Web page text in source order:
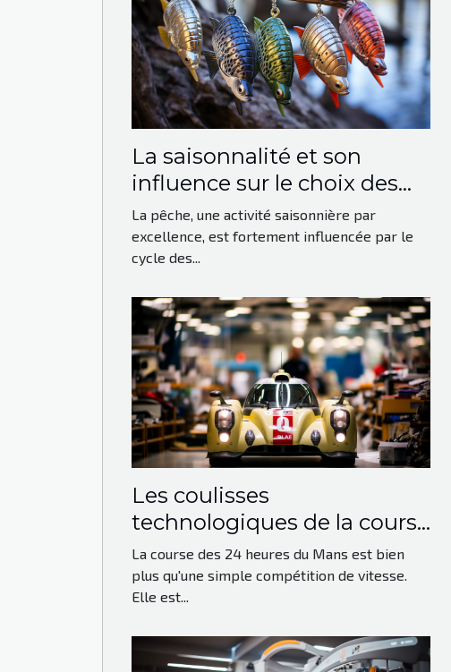
La saisonnalité et son
influence sur le choix des
leurres de pêche
La pêche, une activité saisonnière par
excellence, est fortement influencée par le
cycle des...
Les coulisses
technologiques de la course
des 24 heures du Mans
La course des 24 heures du Mans est bien
plus qu'une simple compétition de vitesse.
Elle est...